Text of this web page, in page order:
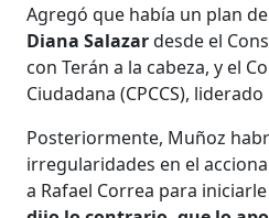
Agregó que había un plan
Diana Salazardesde el
con Terán a la cabeza, y el
Ciudadana (CPCCS),
​​Posteriormente, Muñoz
irregularidades en el
a Rafael Correa para